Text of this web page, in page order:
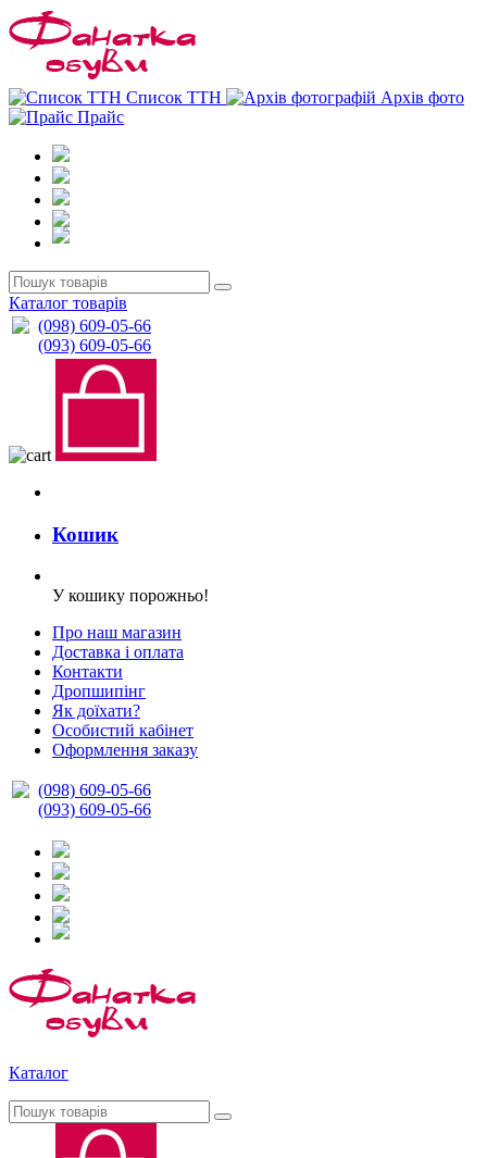
Список ТТН
Архів фото
Прайс
Каталог товарів
(098) 609-05-66
(093) 609-05-66
Кошик
У кошику порожньо!
Про наш магазин
Доставка і оплата
Контакти
Дропшипінг
Як доїхати?
Особистий кабінет
Оформлення заказу
(098) 609-05-66
(093) 609-05-66
Каталог